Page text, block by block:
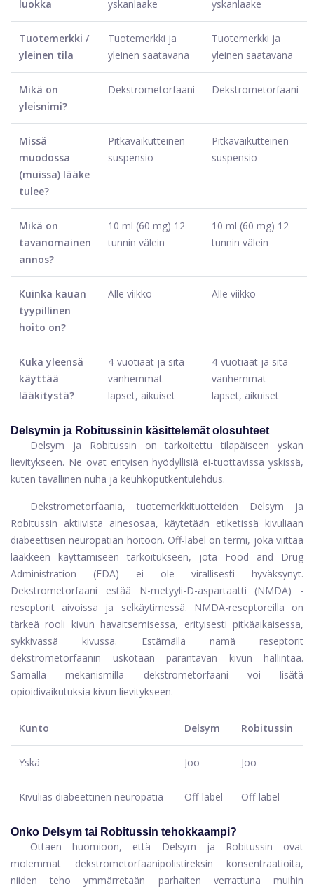
luokka yskänlääke yskänlääke
Tuotemerkki /
yleinen tila
Tuotemerkki ja
yleinen saatavana
Tuotemerkki ja
yleinen saatavana
Mikä on
yleisnimi?
Dekstrometorfaani Dekstrometorfaani
Missä
muodossa
(muissa) lääke
tulee?
Pitkävaikutteinen
suspensio
Pitkävaikutteinen
suspensio
Mikä on
tavanomainen
annos?
10 ml (60 mg) 12
tunnin välein
10 ml (60 mg) 12
tunnin välein
Kuinka kauan
tyypillinen
hoito on?
Alle viikko Alle viikko
Kuka yleensä
käyttää
lääkitystä?
4-vuotiaat ja sitä
vanhemmat
lapset, aikuiset
4-vuotiaat ja sitä
vanhemmat
lapset, aikuiset
Delsymin ja Robitussinin käsittelemät olosuhteet
Delsym ja Robitussin on tarkoitettu tilapäiseen yskän
lievitykseen. Ne ovat erityisen hyödyllisiä ei-tuottavissa yskissä,
kuten tavallinen nuha ja keuhkoputkentulehdus.
Dekstrometorfaania, tuotemerkkituotteiden Delsym ja
Robitussin aktiivista ainesosaa, käytetään etiketissä kivuliaan
diabeettisen neuropatian hoitoon. Off-label on termi, joka viittaa
lääkkeen käyttämiseen tarkoitukseen, jota Food and Drug
Administration (FDA) ei ole virallisesti hyväksynyt.
Dekstrometorfaani estää N-metyyli-D-aspartaatti (NMDA) -
reseptorit aivoissa ja selkäytimessä. NMDA-reseptoreilla on
tärkeä rooli kivun havaitsemisessa, erityisesti pitkäaikaisessa,
sykkivässä kivussa. Estämällä nämä reseptorit
dekstrometorfaanin uskotaan parantavan kivun hallintaa.
Samalla mekanismilla dekstrometorfaani voi lisätä
opioidivaikutuksia kivun lievitykseen.
Kunto Delsym Robitussin
Yskä Joo Joo
Kivulias diabeettinen neuropatia Off-label Off-label
Onko Delsym tai Robitussin tehokkaampi?
Ottaen huomioon, että Delsym ja Robitussin ovat
molemmat dekstrometorfaanipolistireksin konsentraatioita,
niiden teho ymmärretään parhaiten verrattuna muihin